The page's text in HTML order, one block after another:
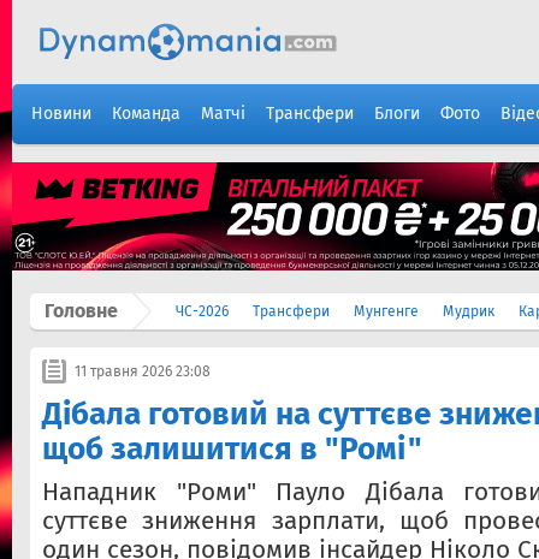
Новини Команда Матчі Трансфери Блоги Фото
Головне ЧС-2026 Трансфери Мунгенге Мудрик
11 травня 2026 23:08
Дібала готовий на суттєве
щоб залишитися в "Ромі"
Нападник "Роми" Пауло Дібала
суттєве зниження зарплати, щоб
один сезон, повідомив інсайдер Ніколо